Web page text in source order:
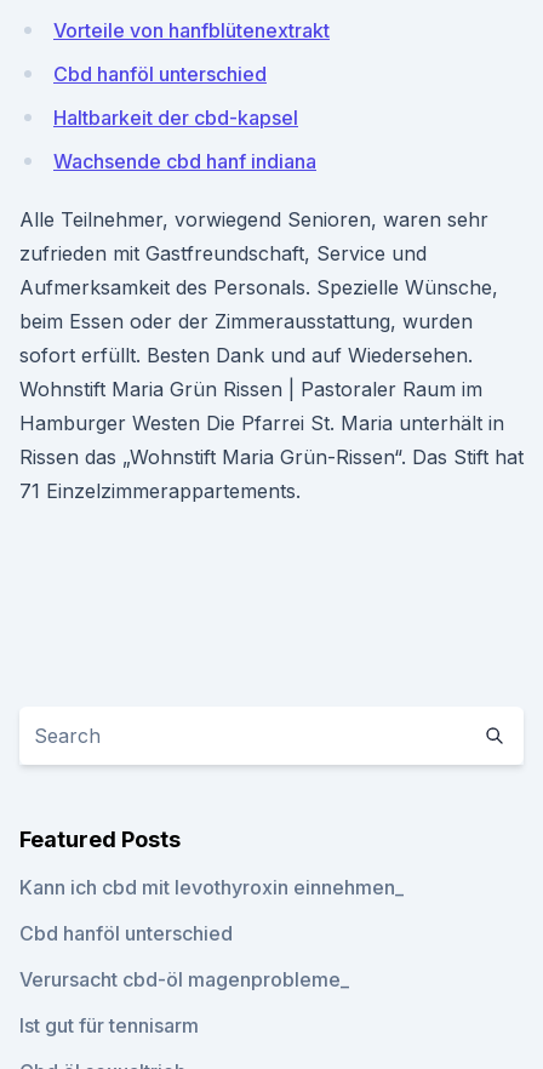
Vorteile von hanfblütenextrakt
Cbd hanföl unterschied
Haltbarkeit der cbd-kapsel
Wachsende cbd hanf indiana
Alle Teilnehmer, vorwiegend Senioren, waren sehr
zufrieden mit Gastfreundschaft, Service und
Aufmerksamkeit des Personals. Spezielle Wünsche,
beim Essen oder der Zimmerausstattung, wurden
sofort erfüllt. Besten Dank und auf Wiedersehen.
Wohnstift Maria Grün Rissen | Pastoraler Raum im
Hamburger Westen Die Pfarrei St. Maria unterhält in
Rissen das „Wohnstift Maria Grün-Rissen“. Das Stift hat
71 Einzelzimmerappartements.
Featured Posts
Kann ich cbd mit levothyroxin einnehmen_
Cbd hanföl unterschied
Verursacht cbd-öl magenprobleme_
Ist gut für tennisarm